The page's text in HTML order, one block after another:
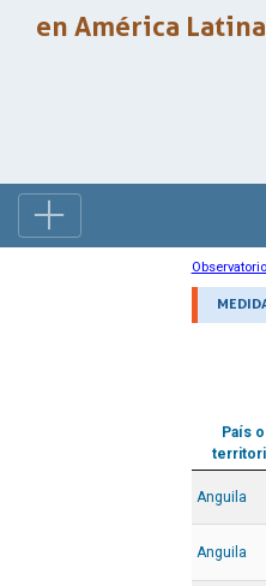
en América
País o
Anguila
Anguila